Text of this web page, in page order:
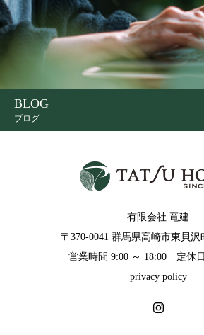
BLOG
ブログ
有限会社 竜建
〒370-0041 群馬県高崎市東貝沢
営業時間 9:00 ～ 18:00 定休
privacy policy